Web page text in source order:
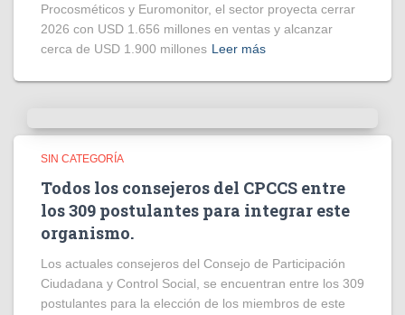
Procosméticos y Euromonitor, el sector proyecta cerrar
2026 con USD 1.656 millones en ventas y alcanzar
cerca de USD 1.900 millones Leer más
SIN CATEGORÍA
Todos los consejeros del CPCCS entre
los 309 postulantes para integrar este
organismo.
Los actuales consejeros del Consejo de Participación
Ciudadana y Control Social, se encuentran entre los 309
postulantes para la elección de los miembros de este